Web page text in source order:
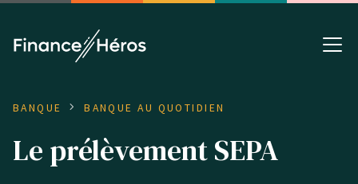
BANQUE BANQUE AU QUOTIDIEN
Le prélèvement SEPA